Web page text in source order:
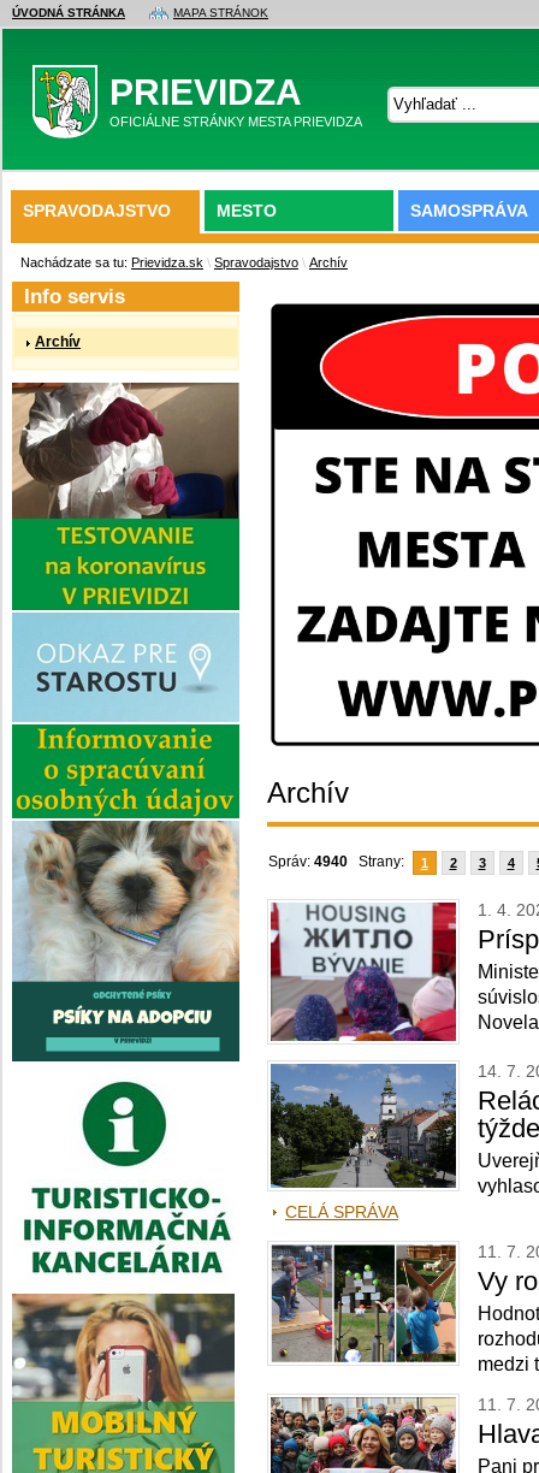
ÚVODNÁ STRÁNKA MAPA STRÁNOK
PRIEVIDZA
OFICIÁLNE STRÁNKY MESTA PRIEVIDZA
SPRAVODAJSTVO MESTO SAMOSPRÁVA
Nachádzate sa tu: Prievidza.sk \ Spravodajstvo \ Archív
Archív
Správ: 4940Strany: 1 2 3 4
1. 4.
14. 7.
CELÁ SPRÁVA
11. 7.
Vy
medzi
11. 7.
Pani
Info servis
Archív